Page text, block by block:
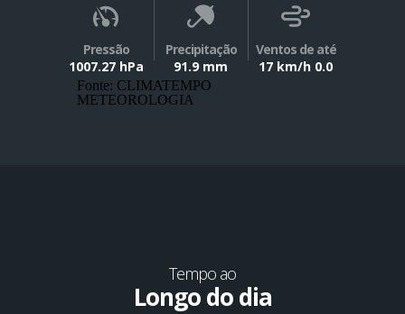
Pressão
1007.27 hPa
Precipitação
91.9 mm
Ventos de até
17 km/h 0.0
Fonte: CLIMATEMPO
METEOROLOGIA
Tempo ao
Longo do dia